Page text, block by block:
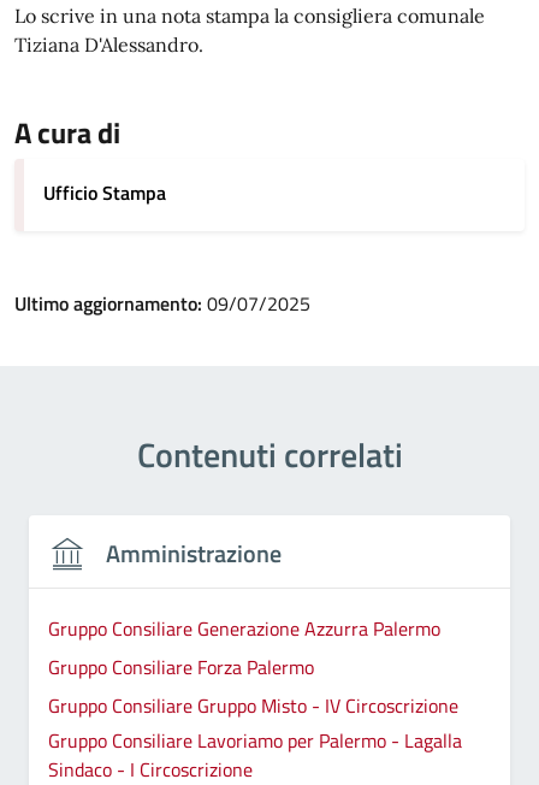
Lo scrive in una nota stampa la consigliera comunale
Tiziana D'Alessandro.
A cura di
Ufficio Stampa
Ultimo aggiornamento: 09/07/2025
Contenuti correlati
Amministrazione
Gruppo Consiliare Generazione Azzurra Palermo
Gruppo Consiliare Forza Palermo
Gruppo Consiliare Gruppo Misto - IV Circoscrizione
Gruppo Consiliare Lavoriamo per Palermo - Lagalla
Sindaco - I Circoscrizione